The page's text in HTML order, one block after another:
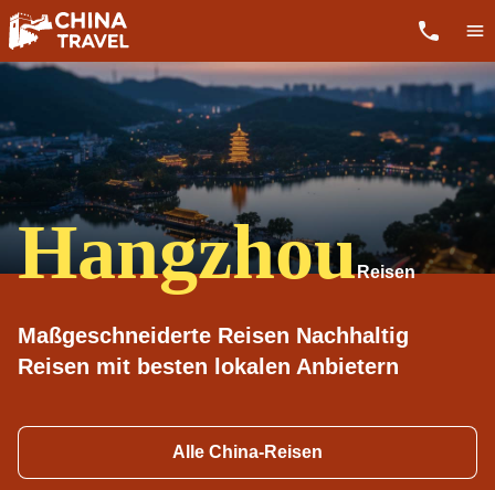
Hangzhou
Maßgeschneiderte Reisen Nachhaltig
Reisen mit besten lokalen Anbietern
Alle China-Reisen